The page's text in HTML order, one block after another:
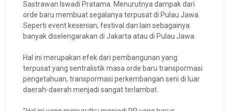
Sastrawan Iswadi Pratama. Menurutnya dampak dari
orde baru membuat segalanya terpusat di Pulau Jawa.
Seperti event kesenian, festival dan lain sebagainya
banyak diselengarakan di Jakarta atau di Pulau Jawa.
Hal ini merupakan efek dari pembangunan yang
terpusat yang sentralistik masa orde baru transpormasi
pengetahuan, transpormasi perkembangan seni di luar
daerah-daerah menjadi sangat terlambat.